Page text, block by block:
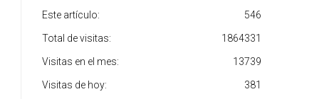
546
Este artículo:
1864331
Total de visitas:
13739
Visitas en el mes:
381
Visitas de hoy: